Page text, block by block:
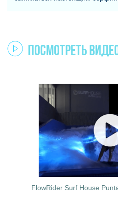
Посмотреть
FlowRider Surf House